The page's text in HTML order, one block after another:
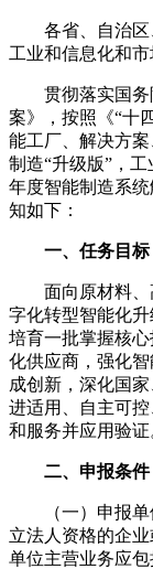
各省、自治
工业和信息化和市
贯彻落实国
案》，按照《“十
能工厂、解决方
制造“升级版”，
年度智能制造系
知如下：
一、任务目标
面向原材料
字化转型智能化
培育一批掌握核
化供应商，强化
成创新，深化国
进适用、自主可
和服务并应用验证
二、申报条件
（一）申报
立法人资格的企
单位主营业务应